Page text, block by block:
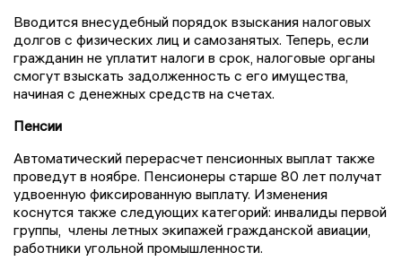
Вводится внесудебный порядок взыскания налоговых
долгов с физических лиц и самозанятых. Теперь, если
гражданин не уплатит налоги в срок, налоговые органы
смогут взыскать задолженность с его имущества,
начиная с денежных средств на счетах.
Пенсии
Автоматический перерасчет пенсионных выплат также
проведут в ноябре. Пенсионеры старше 80 лет получат
удвоенную фиксированную выплату. Изменения
коснутся также следующих категорий: инвалиды первой
группы, члены летных экипажей гражданской авиации,
работники угольной промышленности.